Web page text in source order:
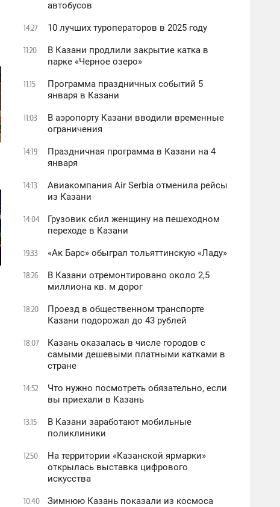
автобусов
14:27 10 лучших туроператоров в 2025 году
11:20
В Казани продлили закрытие катка в
парке «Черное озеро»
11:15
Программа праздничных событий 5
января в Казани
11:03
В аэропорту Казани вводили временные
ограничения
14:19
Праздничная программа в Казани на 4
января
14:13
Авиакомпания Air Serbia отменила рейсы
из Казани
14:04
Грузовик сбил женщину на пешеходном
переходе в Казани
19:33 «Ак Барс» обыграл тольяттинскую «Ладу»
18:26
В Казани отремонтировано около 2,5
миллиона кв. м дорог
18:20
Проезд в общественном транспорте
Казани подорожал до 43 рублей
18:07
Казань оказалась в числе городов с
самыми дешевыми платными катками в
стране
14:52
Что нужно посмотреть обязательно, если
вы приехали в Казань
13:15
В Казани заработают мобильные
поликлиники
12:50
На территории «Казанской ярмарки»
открылась выставка цифрового
искусства
10:40 Зимнюю Казань показали из космоса